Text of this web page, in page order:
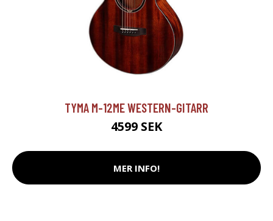
TYMA M-12ME WESTERN-GITARR
4599 SEK
MER INFO!